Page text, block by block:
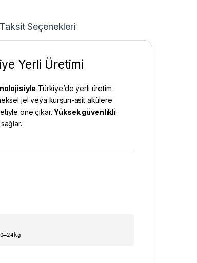
Taksit Seçenekleri
Yerli Üretimi
Türkiye’de yerli üretim
jel veya kurşun-asit akülere
öne çıkar.Yüksek güvenlikli